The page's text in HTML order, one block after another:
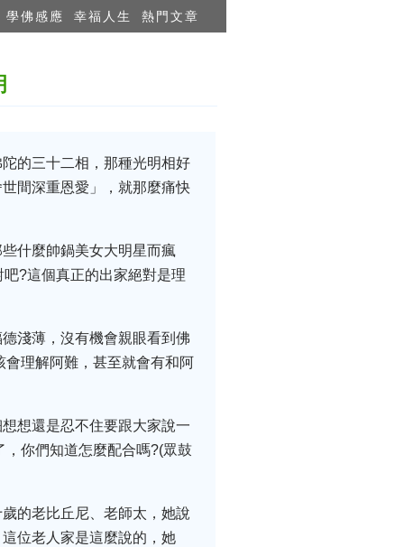
學佛感應 幸福人生 熱門文章
的三十二相，那種光明相好
間深重恩愛」，就那麼痛快
什麼帥鍋美女大明星而瘋
?這個真正的出家絕對是理
淺薄，沒有機會親眼看到佛
理解阿難，甚至就會有和阿
想還是忍不住要跟大家說一
你們知道怎麼配合嗎?(眾鼓
的老比丘尼、老師太，她說
位老人家是這麼說的，她